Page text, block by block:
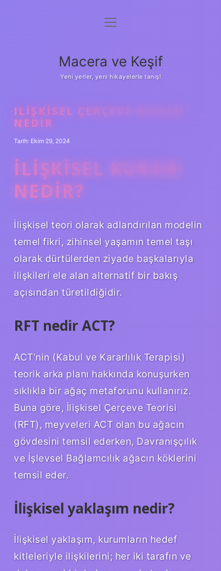
Anasayfa
Yasal Uyarı
menüyü
Macera ve Keşif
Yeni yerler, yeni hikayelerle tanış!
ILIŞKISEL ÇERÇEVE KURAMI
NEDIR
Tarih: Ekim 29, 2024
İLIŞKISEL KURAM
NEDIR?
İlişkisel teori olarak adlandırılan modelin
temel fikri, zihinsel yaşamın temel taşı
olarak dürtülerden ziyade başkalarıyla
ilişkileri ele alan alternatif bir bakış
açısından türetildiğidir.
RFT nedir ACT?
ACT’nin (Kabul ve Kararlılık Terapisi)
teorik arka planı hakkında konuşurken
sıklıkla bir ağaç metaforunu kullanırız.
Buna göre, İlişkisel Çerçeve Teorisi
(RFT), meyveleri ACT olan bu ağacın
gövdesini temsil ederken, Davranışçılık
ve İşlevsel Bağlamcılık ağacın köklerini
temsil eder.
İlişkisel yaklaşım nedir?
İlişkisel yaklaşım, kurumların hedef
kitleleriyle ilişkilerini; her iki tarafın ve